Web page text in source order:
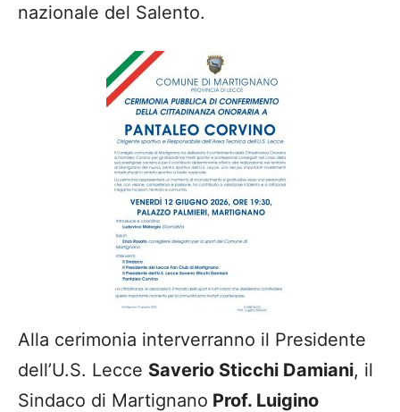
nazionale del Salento.
Alla cerimonia interverranno il Presidente
dell’U.S. Lecce Saverio Sticchi Damiani, il
Sindaco di Martignano Prof. Luigino